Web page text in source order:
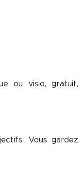
ou visio, gratuit,
Vous gardez